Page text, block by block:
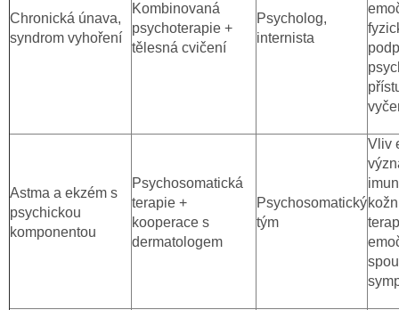
Chronická únava,
syndrom vyhoření
Kombinovaná
psychoterapie +
tělesná cvičení
Psycholog,
internista
Astma a ekzém s
psychickou
komponentou
Psychosomatická
terapie +
kooperace s
dermatologem
Psychosomatický
tým
Vliv